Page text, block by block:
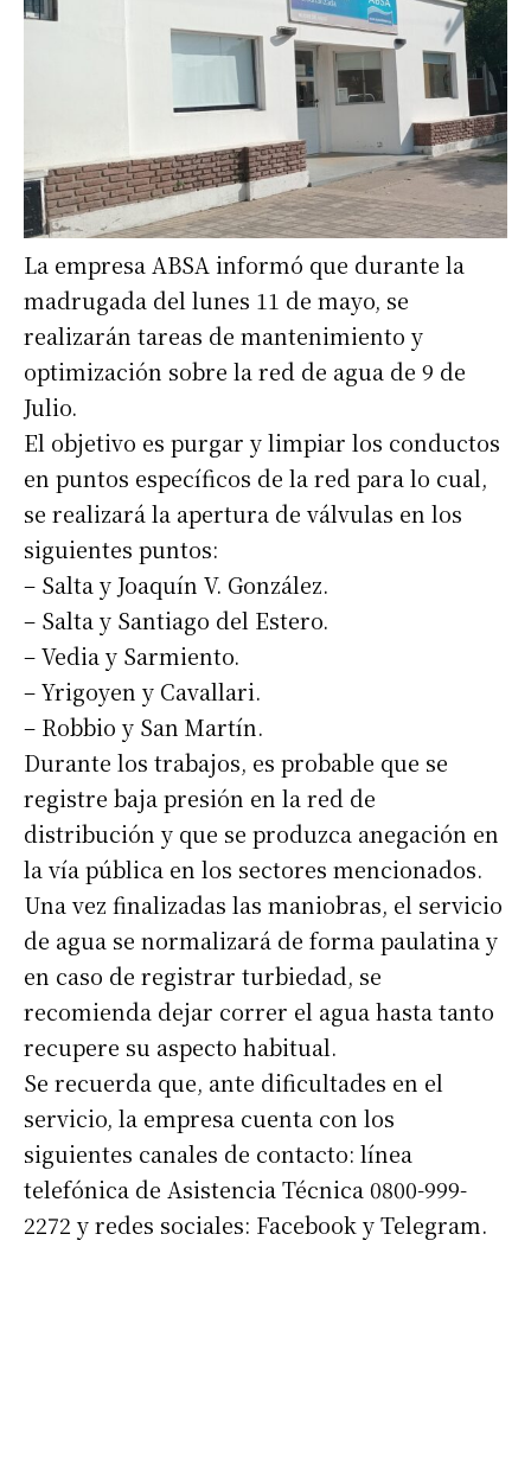
La empresa ABSA informó que durante la
madrugada del lunes 11 de mayo, se
realizarán tareas de mantenimiento y
optimización sobre la red de agua de 9 de
Julio.
El objetivo es purgar y limpiar los conductos
en puntos específicos de la red para lo cual,
se realizará la apertura de válvulas en los
siguientes puntos:
– Salta y Joaquín V. González.
– Salta y Santiago del Estero.
– Vedia y Sarmiento.
– Yrigoyen y Cavallari.
– Robbio y San Martín.
Durante los trabajos, es probable que se
registre baja presión en la red de
distribución y que se produzca anegación en
la vía pública en los sectores mencionados.
Una vez finalizadas las maniobras, el servicio
de agua se normalizará de forma paulatina y
en caso de registrar turbiedad, se
recomienda dejar correr el agua hasta tanto
recupere su aspecto habitual.
Se recuerda que, ante dificultades en el
servicio, la empresa cuenta con los
siguientes canales de contacto: línea
telefónica de Asistencia Técnica 0800-999-
2272 y redes sociales: Facebook y Telegram.